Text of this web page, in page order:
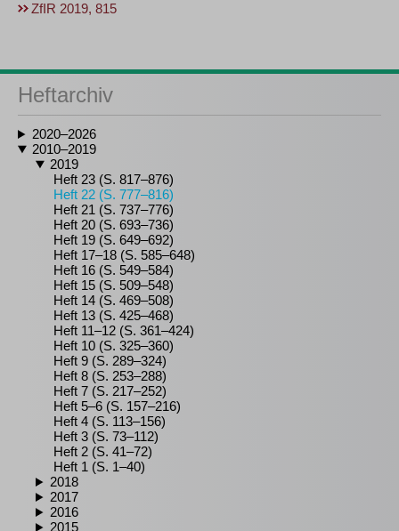
ZfIR 2019, 815
Heftarchiv
2020–2026
2010–2019
2019
Heft 23 (S. 817–876)
Heft 22 (S. 777–816)
Heft 21 (S. 737–776)
Heft 20 (S. 693–736)
Heft 19 (S. 649–692)
Heft 17–18 (S. 585–648)
Heft 16 (S. 549–584)
Heft 15 (S. 509–548)
Heft 14 (S. 469–508)
Heft 13 (S. 425–468)
Heft 11–12 (S. 361–424)
Heft 10 (S. 325–360)
Heft 9 (S. 289–324)
Heft 8 (S. 253–288)
Heft 7 (S. 217–252)
Heft 5–6 (S. 157–216)
Heft 4 (S. 113–156)
Heft 3 (S. 73–112)
Heft 2 (S. 41–72)
Heft 1 (S. 1–40)
2018
2017
2016
2015